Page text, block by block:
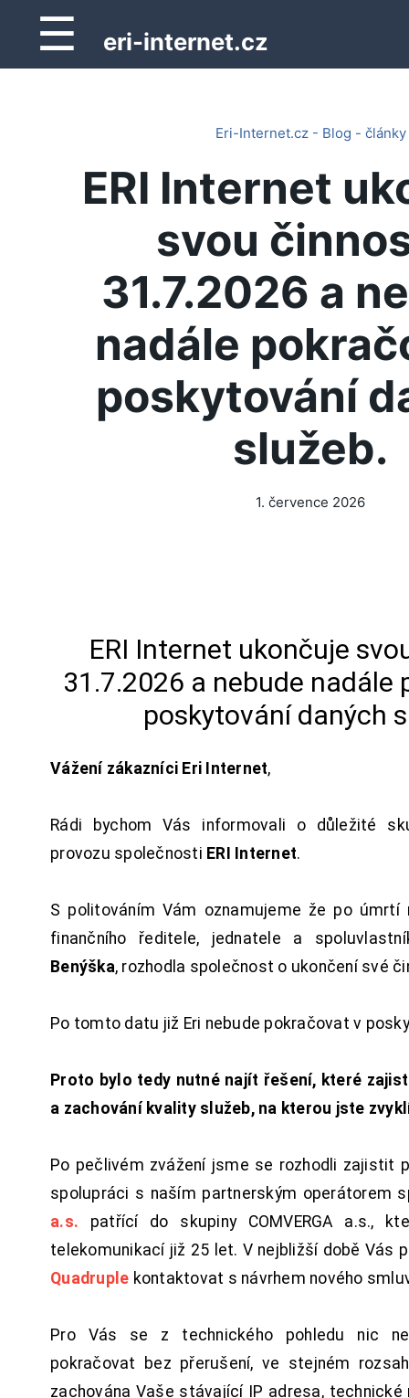
☰ eri-internet.cz
Eri-Internet.cz - Blog - články
ERI Internet
svou
31.7.2026 a
nadále
poskytování
služeb.
1. července 2026
ERI Internet ukončuje
31.7.2026 a nebude nadále
poskytování daných
Vážení zákazníci Eri Internet,
Rádi bychom Vás informovali o důležité
provozu společnosti ERI Internet.
S politováním Vám oznamujeme že po úmrtí
finančního ředitele, jednatele a
Benýška, rozhodla společnost o ukončení své
Po tomto datu již Eri nebude pokračovat v
Proto bylo tedy nutné najít řešení, které
a zachování kvality služeb, na kterou jste
Po pečlivém zvážení jsme se rozhodli zajistit
spolupráci s naším partnerským operátorem
a.s. patřící do skupiny COMVERGA a.s.,
telekomunikací již 25 let. V nejbližší době Vás
Quadruple kontaktovat s návrhem nového
Pro Vás se z technického pohledu nic
pokračovat bez přerušení, ve stejném
zachována Vaše stávající IP adresa, technické